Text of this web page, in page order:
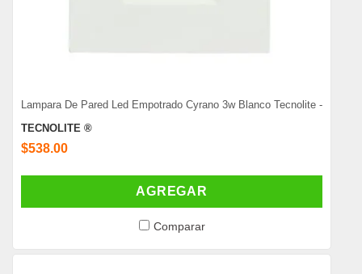
Lampara De Pared Led Empotrado Cyrano 3w Blanco Tecnolite -
TECNOLITE ®
$538.00
AGREGAR
Comparar